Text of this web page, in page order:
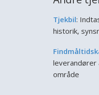
Tjekbil:
historik,
leverandører
område